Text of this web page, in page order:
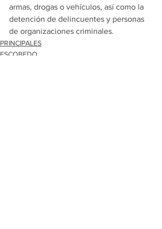
armas, drogas o vehículos, así como la
detención de delincuentes y personas
de organizaciones criminales.
PRINCIPALES
ESCOBEDO